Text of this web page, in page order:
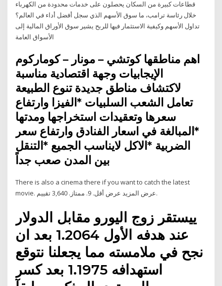
‬قطاعات‭ ‬كبيرة‭ ‬من‭ ‬السكان‭ ‬يحصلون‭ ‬على‭ ‬خدمات‭ ‬محدودة‭ ‬من‭ ‬الكهرباء
خلال رئاسة ترامب، ما سوق الأسهم الذي سجل أفضل أداء في العالم؟
تداول الأسهم وكيفية الاستثمار فيها للربح يشير سوق الأوراق المالية إلى
الأسواق العامة
اهم مناطقها كوتشي – مونار – كوماركوم
الإيجابيات وجهة اقتصادية مناسبة
لاكتشاف مناطق جديدة تنوع الطبيعة
تعامل الشعب السلبيات *الفيزا وارتفاع
سعرها وتعقيدات استخراجها ومدتها
*المبالغة في اسعار الفنادق وارتفاع سعر
الضربية *الاكل لايناسب الجميع *التنقل
بين المدن صعب جداً
There is also a cinema there if you want to catch the latest
movie. عرض المزيد عرض أقل. 9. ممتاز. 3,640 تقييم.
ييستقر زوج اليورو مقابل الدولار
عند هدفه الأول 1.2064 بعد ان
نجح في ملامسته مما يجعلنا نتوقع
استهدافه 1.1975 بعد كسر